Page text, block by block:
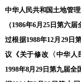
中华人民共和国土地管
（1986年6月25日第六
过根据1988年12月29日
议《关于修改〈中华人
1998年8月29日第九届